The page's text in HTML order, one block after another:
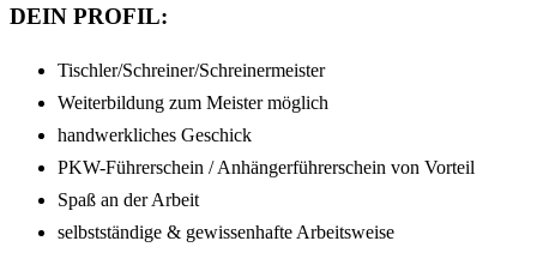
DEIN PROFIL:
Tischler/Schreiner/Schreinermeister
Weiterbildung zum Meister möglich
handwerkliches Geschick
PKW-Führerschein / Anhängerführerschein von Vorteil
Spaß an der Arbeit
selbstständige & gewissenhafte Arbeitsweise